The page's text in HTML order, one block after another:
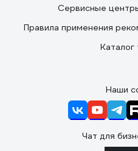
Сервисные
Правила применения
Каталог
Наши
Чат для